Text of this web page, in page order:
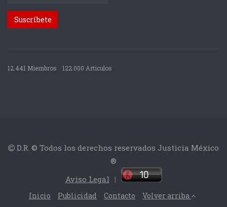
12.441 Miembros 122.000 Articulos
D.R. © Todos los derechos reservados Justicia México
®
Aviso Legal |
Inicio Publicidad Contacto Volver arriba